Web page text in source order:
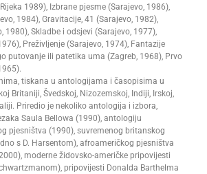
1989), Izbrane pjesme (Sarajevo, 1986),
1984), Gravitacije, 41 (Sarajevo, 1982),
1980), Skladbe i odsjevi (Sarajevo, 1977),
Preživljenje (Sarajevo, 1974), Fantazije
putovanje ili patetika uma (Zagreb, 1968), Prvo
tiskana u antologijama i časopisima u
Britaniji, Švedskoj, Nizozemskoj, Indiji, Irskoj,
Priredio je nekoliko antologija i izbora,
Saula Bellowa (1990), antologiju
pjesništva (1990), suvremenog britanskog
s D. Harsentom), afroameričkog pjesništva
moderne židovsko-američke pripovijesti
pripovijesti Donalda Barthelma